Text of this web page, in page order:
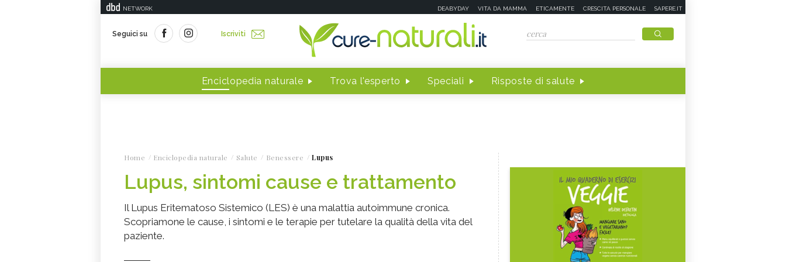
NETWORK DEABYDAY VITA DA MAMMA ETICAMENTE CRESCITA PERSONALE SAPERE.IT
Seguici su Iscriviti
Enciclopedia naturale Trova l'esperto Speciali Risposte di salute
Home Enciclopedia naturale Salute Benessere Lupus
Lupus, sintomi cause e trattamento
Il Lupus Eritematoso Sistemico (LES) è una malattia autoimmune cronica.
Scopriamone le cause, i sintomi e le terapie per tutelare la qualità della vita del
paziente.